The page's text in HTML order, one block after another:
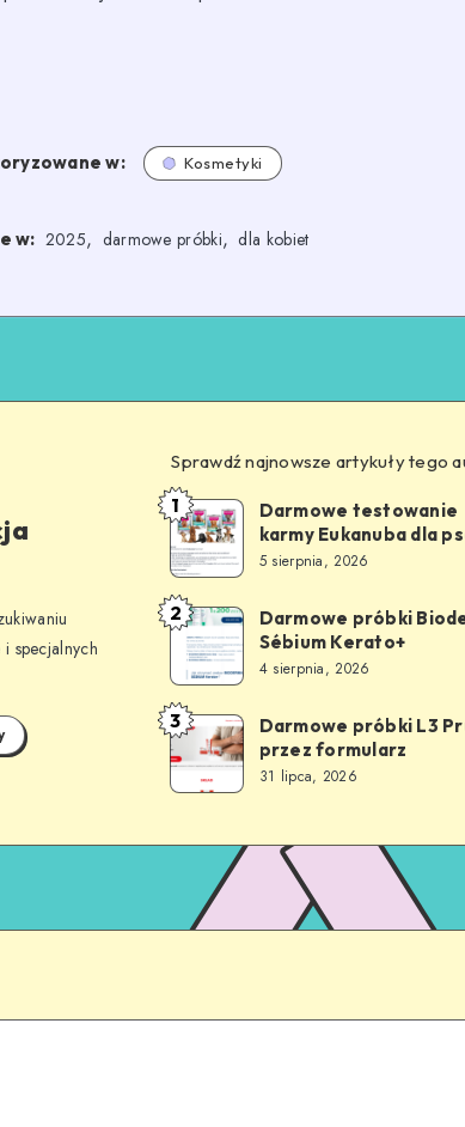
w: Kosmetyki
w: 2025, darmowe próbki, dla kobiet
specjalnych
Sprawdź najnowsze artykuły tego
1
Darmowe testowanie
karmy Eukanuba dla
5 sierpnia, 2026
2
Darmowe próbki
Sébium Kerato+
4 sierpnia, 2026
3
Darmowe próbki L3
przez formularz
31 lipca, 2026